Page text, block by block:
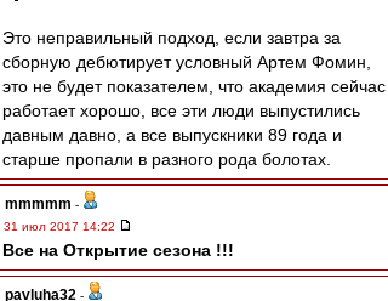
Это неправильный подход, если завтра за
сборную дебютирует условный Артем Фомин,
это не будет показателем, что академия сейчас
работает хорошо, все эти люди выпустились
давным давно, а все выпускники 89 года и
старше пропали в разного рода болотах.
mmmmm -
31 июл 2017 14:22
Все на Открытие сезона !!!
pavluha32 -